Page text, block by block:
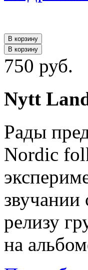
В корзину
В корзину
750 руб.
Nytt
Рады
Nordic
релизу
на